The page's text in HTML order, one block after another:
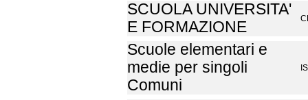
SCUOLA UNIVERSITA'
E FORMAZIONE
Scuole elementari e
medie per singoli
Comuni